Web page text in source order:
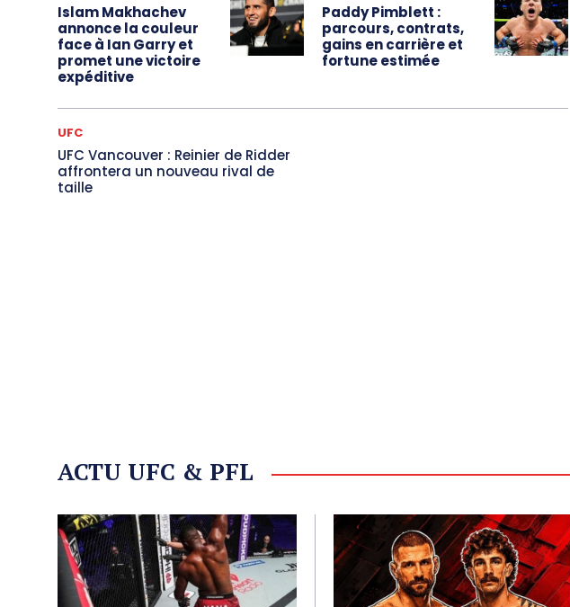
Islam Makhachev
annonce la couleur
face à Ian Garry et
promet une victoire
expéditive
Paddy Pimblett :
parcours, contrats,
gains en carrière et
fortune estimée
UFC
UFC Vancouver : Reinier de Ridder
affrontera un nouveau rival de
taille
ACTU UFC & PFL